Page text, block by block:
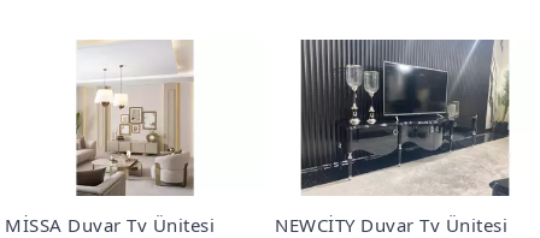
MİSSA Duvar Tv Ünitesi NEWCİTY Duvar Tv Ünitesi